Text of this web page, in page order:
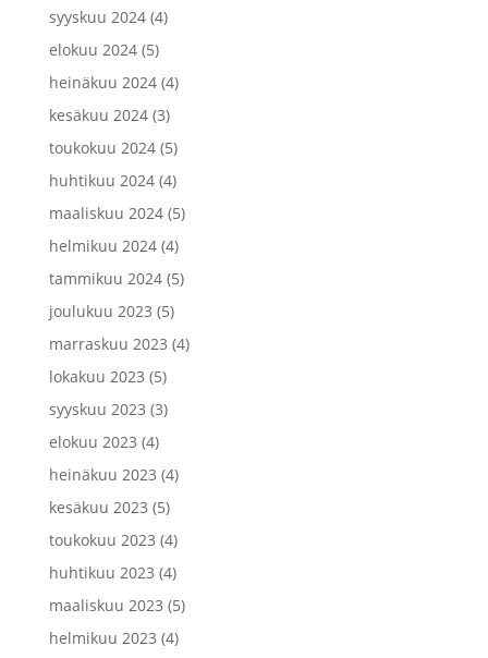
syyskuu 2024(4)
elokuu 2024(5)
heinäkuu 2024(4)
kesäkuu 2024(3)
toukokuu 2024(5)
huhtikuu 2024(4)
maaliskuu 2024(5)
helmikuu 2024(4)
tammikuu 2024(5)
joulukuu 2023 (5)
marraskuu 2023 (4)
lokakuu 2023 (5)
syyskuu 2023 (3)
elokuu 2023 (4)
heinäkuu 2023 (4)
kesäkuu 2023 (5)
toukokuu 2023 (4)
huhtikuu 2023 (4)
maaliskuu 2023 (5)
helmikuu 2023 (4)